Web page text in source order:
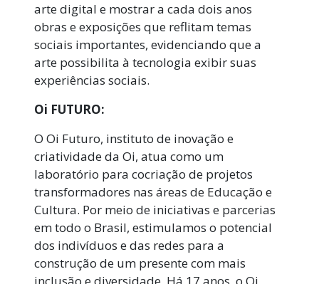
arte digital e mostrar a cada dois anos
obras e exposições que reflitam temas
sociais importantes, evidenciando que a
arte possibilita à tecnologia exibir suas
experiências sociais.
Oi FUTURO:
O Oi Futuro, instituto de inovação e
criatividade da Oi, atua como um
laboratório para cocriação de projetos
transformadores nas áreas de Educação e
Cultura. Por meio de iniciativas e parcerias
em todo o Brasil, estimulamos o potencial
dos indivíduos e das redes para a
construção de um presente com mais